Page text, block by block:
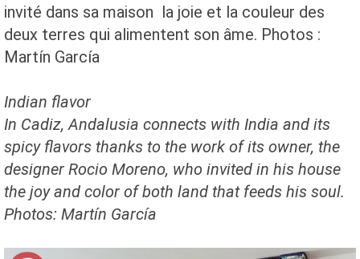
invité dans sa maison la joie et la couleur des
deux terres qui alimentent son âme. Photos :
Martín García
Indian flavor
In Cadiz, Andalusia connects with India and its
spicy flavors thanks to the work of its owner, the
designer Rocio Moreno, who invited in his house
the joy and color of both land that feeds his soul.
Photos: Martín García